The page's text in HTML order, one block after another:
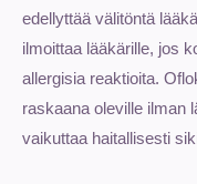
edellyttää välitöntä
ilmoittaa lääkärille, jos
allergisia reaktioita.
raskaana oleville ilman
vaikuttaa haitallisesti